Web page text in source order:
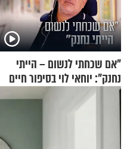
"אם שכחתי לנשום – הייתי
נחנק": יוחאי לוי בסיפור חיים
מעורר השראה